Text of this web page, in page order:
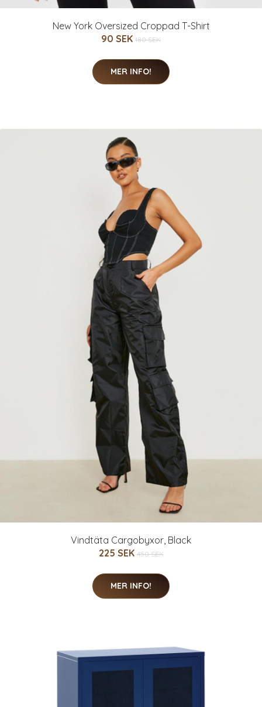
New York Oversized Croppad T-Shirt
90 SEK 180 SEK
MER INFO!
Vindtäta Cargobyxor, Black
225 SEK 450 SEK
MER INFO!